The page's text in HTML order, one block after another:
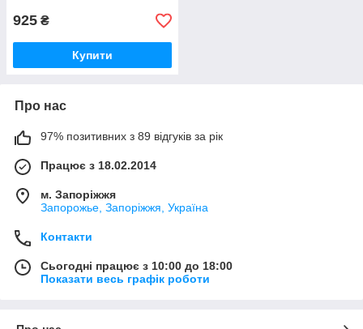
925 ₴
Купити
Про нас
97% позитивних з 89 відгуків за рік
Працює з 18.02.2014
м. Запоріжжя
Запорожье, Запоріжжя, Україна
Контакти
Сьогодні працює з 10:00 до 18:00
Показати весь графік роботи